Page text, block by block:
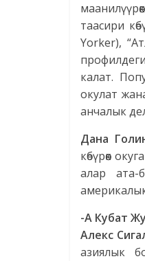
таасири
Yorker),
калат.
окулат
анчалык
Дана
көбүрөөк
алар ата-
-А Кубат
Алекс
азиялык